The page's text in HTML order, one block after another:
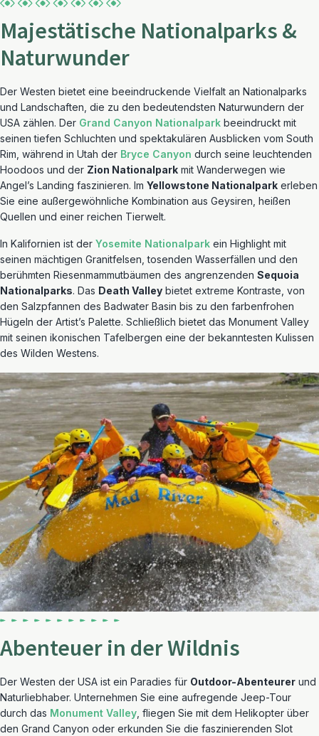
Majestätische Nationalparks &
Naturwunder
Der Westen bietet eine beeindruckende Vielfalt an Nationalparks
und Landschaften, die zu den bedeutendsten Naturwundern der
USA zählen. Der Grand Canyon Nationalpark beeindruckt mit
seinen tiefen Schluchten und spektakulären Ausblicken vom South
Rim, während in Utah der Bryce Canyon durch seine leuchtenden
Hoodoos und der Zion Nationalpark mit Wanderwegen wie
Angel’s Landing faszinieren. Im Yellowstone Nationalpark erleben
Sie eine außergewöhnliche Kombination aus Geysiren, heißen
Quellen und einer reichen Tierwelt.
In Kalifornien ist der Yosemite Nationalpark ein Highlight mit
seinen mächtigen Granitfelsen, tosenden Wasserfällen und den
berühmten Riesenmammutbäumen des angrenzenden Sequoia
Nationalparks. Das Death Valley bietet extreme Kontraste, von
den Salzpfannen des Badwater Basin bis zu den farbenfrohen
Hügeln der Artist’s Palette. Schließlich bietet das Monument Valley
mit seinen ikonischen Tafelbergen eine der bekanntesten Kulissen
des Wilden Westens.
Abenteuer in der Wildnis
Der Westen der USA ist ein Paradies für Outdoor-Abenteurer und
Naturliebhaber. Unternehmen Sie eine aufregende Jeep-Tour
durch das Monument Valley , fliegen Sie mit dem Helikopter über
den Grand Canyon oder erkunden Sie die faszinierenden Slot